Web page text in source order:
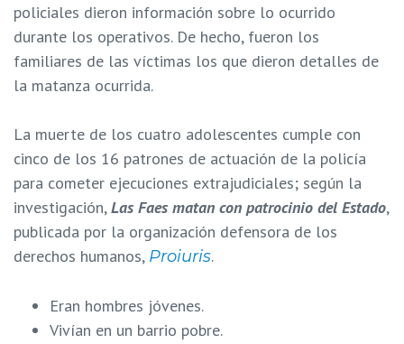
policiales dieron información sobre lo ocurrido
durante los operativos. De hecho, fueron los
familiares de las víctimas los que dieron detalles de
la matanza ocurrida.
La muerte de los cuatro adolescentes cumple con
cinco de los 16 patrones de actuación de la policía
para cometer ejecuciones extrajudiciales; según la
investigación,Las Faes matan con patrocinio del Estado,
publicada por la organización defensora de los
derechos humanos, Proiuris.
Eran hombres jóvenes.
Vivían en un barrio pobre.